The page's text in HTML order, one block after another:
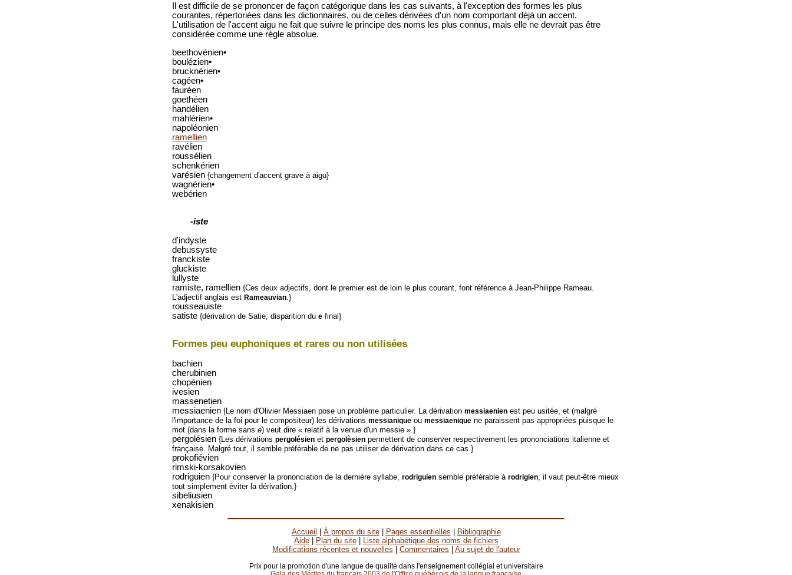
Il est difficile de se prononcer de façon catégorique dans les cas suivants, à l'exception des formes les plus
courantes, répertoriées dans les dictionnaires, ou de celles dérivées d'un nom comportant déjà un accent.
L'utilisation de l'accent aigu ne fait que suivre le principe des noms les plus connus, mais elle ne devrait pas être
considérée comme une règle absolue.
beethovénien•
boulézien•
brucknérien•
cagéen•
fauréen
goethéen
handélien
mahlérien•
napoléonien
ramellien
ravélien
roussélien
schenkérien
varésien {changement d'accent grave à aigu}
wagnérien•
webérien
-iste
d'indyste
debussyste
franckiste
gluckiste
lullyste
ramiste, ramellien {Ces deux adjectifs, dont le premier est de loin le plus courant, font référence à Jean-Philippe Rameau.
L'adjectif anglais est Rameauvian .}
rousseauiste
satiste {dérivation de Satie; disparition du e final}
Formes peu euphoniques et rares ou non utilisées
bachien
cherubinien
chopénien
ivesien
massenetien
messiaenien {Le nom d'Olivier Messiaen pose un problème particulier. La dérivation messiaenien est peu usitée, et (malgré
l'importance de la foi pour le compositeur) les dérivations messianique ou messiaenique ne paraissent pas appropriées puisque le
mot (dans la forme sans e) veut dire « relatif à la venue d'un messie ».}
pergolésien {Les dérivations pergolésien et pergolèsien permettent de conserver respectivement les prononciations italienne et
française. Malgré tout, il semble préférable de ne pas utiliser de dérivation dans ce cas.}
prokofiévien
rimski-korsakovien
rodriguien {Pour conserver la prononciation de la dernière syllabe, rodriguien semble préférable à rodrigien; il vaut peut-être mieux
tout simplement éviter la dérivation.}
sibeliusien
xenakisien
Accueil À propos du site| Pages essentielles
Bibliographie
Aide| Plan du site|
Liste alphabétique des noms de fichiers
Modifications récentes et nouvelles
Commentaires Au sujet de l'auteur
Prix pour la promotion d'une langue de qualité dans l'enseignement collégial et universitaire
Gala des Mérites du français 2003 de l'Office québécois de la langue française